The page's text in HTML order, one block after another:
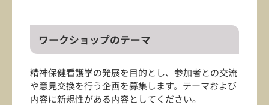
ワークショップのテーマ
精神保健看護学の発展を目的とし、参加者との交流
や意見交換を行う企画を募集します。テーマおよび
内容に新規性がある内容としてください。